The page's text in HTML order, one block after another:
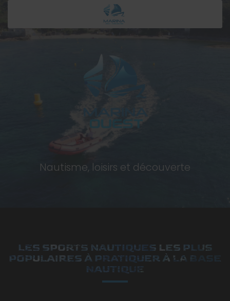
Nautisme, loisirs et découverte
LES SPORTS NAUTIQUES LES PLUS
POPULAIRES À PRATIQUER À LA BASE
NAUTIQUE